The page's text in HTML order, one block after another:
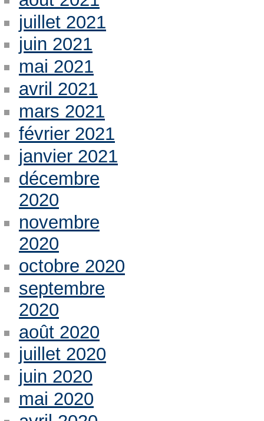
juillet 2021
juin 2021
mai 2021
avril 2021
mars 2021
février 2021
janvier 2021
décembre
2020
novembre
2020
octobre 2020
septembre
2020
août 2020
juillet 2020
juin 2020
mai 2020